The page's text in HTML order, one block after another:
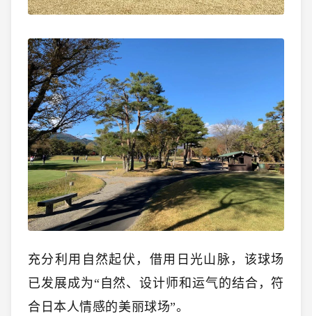
充分利用自然起伏，借用日光山脉，该球场
已发展成为“自然、设计师和运气的结合，符
合日本人情感的美丽球场”。